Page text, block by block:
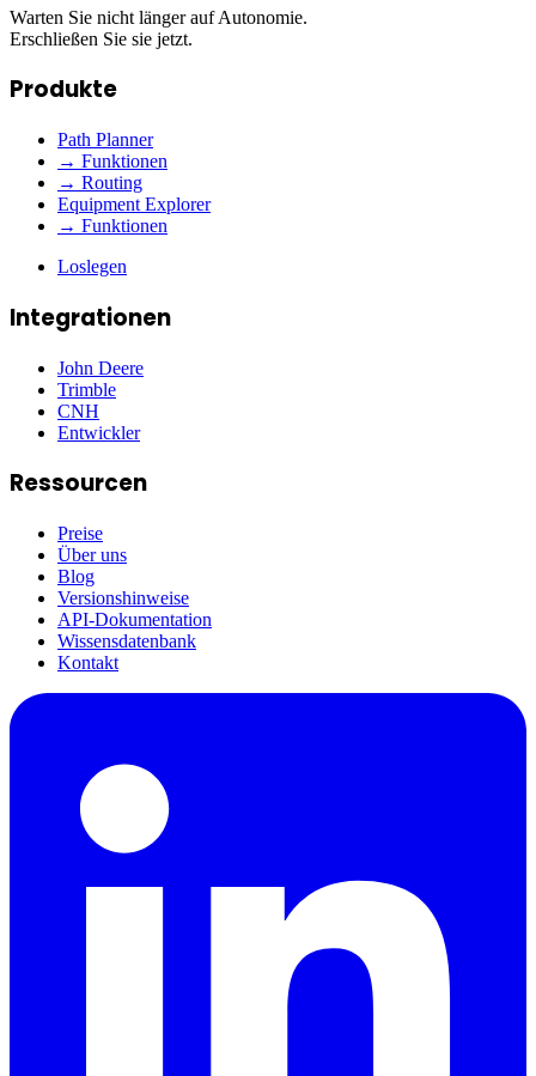
Warten Sie nicht länger auf Autonomie.
Erschließen Sie sie jetzt.
Produkte
Path Planner
→ Funktionen
→ Routing
Equipment Explorer
→ Funktionen
Loslegen
Integrationen
John Deere
Trimble
CNH
Entwickler
Ressourcen
Preise
Über uns
Blog
Versionshinweise
API-Dokumentation
Wissensdatenbank
Kontakt